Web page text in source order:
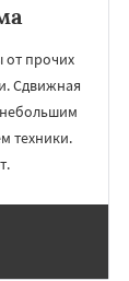
прочих
Сдвижная
небольшим
техники.